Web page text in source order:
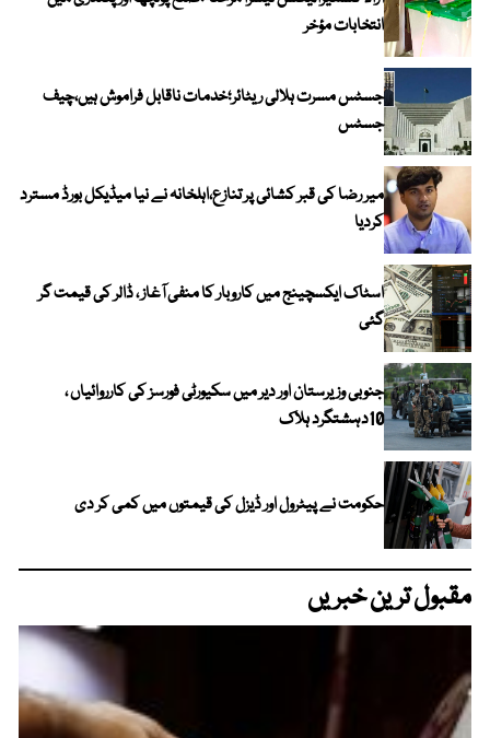
انتخابات مؤخر
جسٹس مسرت ہلالی ریٹائر؛خدمات ناقابل فراموش ہیں،چیف
جسٹس
میر رضا کی قبر کشائی پر تنازع،اہلخانہ نے نیا میڈیکل بورڈ مسترد
کردیا
اسٹاک ایکسچینج میں کاروبار کا منفی آغاز ، ڈالر کی قیمت گر
گئی
جنوبی وزیرستان اور دیر میں سکیورٹی فورسز کی کارروائیاں ،
10دہشتگرد ہلاک
حکومت نے پیٹرول اور ڈیزل کی قیمتوں میں کمی کر دی
مقبول ترین خبریں